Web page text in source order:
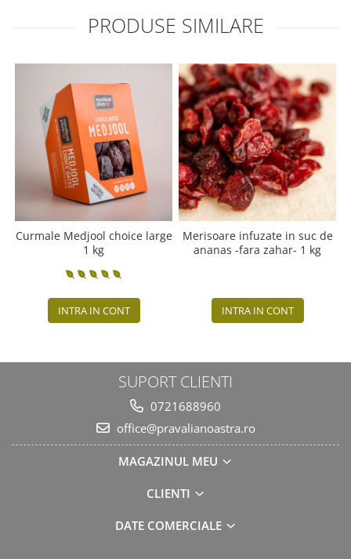
PRODUSE SIMILARE
Curmale Medjool choice large
1 kg
INTRA IN CONT
Merisoare infuzate in suc de
ananas -fara zahar- 1 kg
INTRA IN CONT
SUPORT CLIENTI
0721688960
office@pravalianoastra.ro
MAGAZINUL MEU
CLIENTI
DATE COMERCIALE